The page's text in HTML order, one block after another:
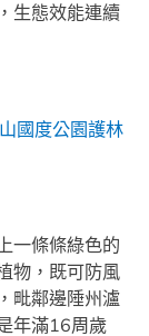
生態效能連續
國度公園護林
一條條綠色的
物，既可防風
毗鄰邊陲州瀘
年滿16周歲